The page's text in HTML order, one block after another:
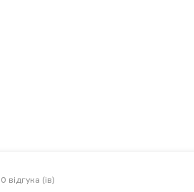
0 відгука (ів)